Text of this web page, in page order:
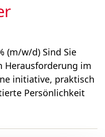
(m/w/d) Sind Sie
Herausforderung im
initiative, praktisch
Persönlichkeit